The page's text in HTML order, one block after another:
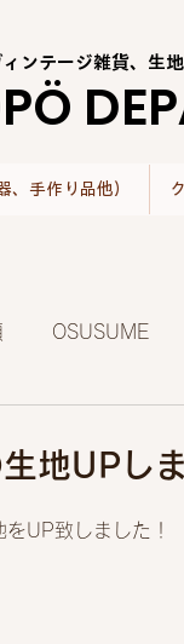
ンテージ雑貨、生
、手作り品他）
OSUSUME
地UPし
UP致しました！